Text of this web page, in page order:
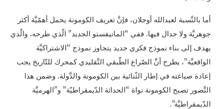
أما بالنَّسبة لعبدالله أوجلان، فإنَّ تعريف الكومونة يحمل أهمّيَّة أكثر
جوهريَّة ولا جدال فيها. ففي “المانيفستو الجديد” الّذي طرحه، والّذي
يهدف إلى بناء نموذج فكري جديد يتجاوز نموذج “الاشتراكيَّة
الواقعيَّة”، يطرح أنَّ الصّراع الطّبقي التَّقليدي كمحرك للتّاريخ يجب
إعادة صياغته في إطار الثّنائية بين الكومونة والدَّولة. وضمن هذا
التَّصور تصبح الكومونة نواة “الحداثة الدّيمقراطيّة” و”الهرميَّة
الدّيمقراطيَّة”.